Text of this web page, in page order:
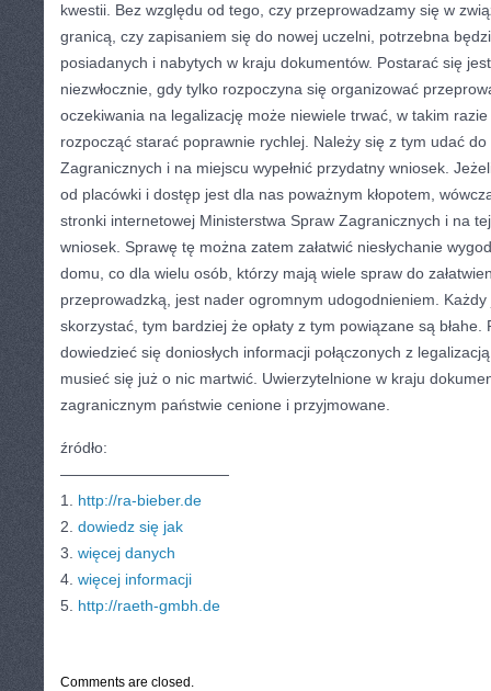
kwestii. Bez względu od tego, czy przeprowadzamy się w
granicą, czy zapisaniem się do nowej uczelni, potrzebna
posiadanych i nabytych w kraju dokumentów. Postarać się
niezwłocznie, gdy tylko rozpoczyna się organizować
oczekiwania na legalizację może niewiele trwać, w takim
rozpocząć starać poprawnie rychlej. Należy się z tym udać
Zagranicznych i na miejscu wypełnić przydatny wniosek.
od placówki i dostęp jest dla nas poważnym kłopotem,
stronki internetowej Ministerstwa Spraw Zagranicznych i na
wniosek. Sprawę tę można zatem załatwić niesłychanie
domu, co dla wielu osób, którzy mają wiele spraw do
przeprowadzką, jest nader ogromnym udogodnieniem.
skorzystać, tym bardziej że opłaty z tym powiązane są
dowiedzieć się doniosłych informacji połączonych z
musieć się już o nic martwić. Uwierzytelnione w kraju
zagranicznym państwie cenione i przyjmowane.
źródło:
———————————
1. http://ra-bieber.de
2. dowiedz się jak
3. więcej danych
4. więcej informacji
5. http://raeth-gmbh.de
Comments are closed.